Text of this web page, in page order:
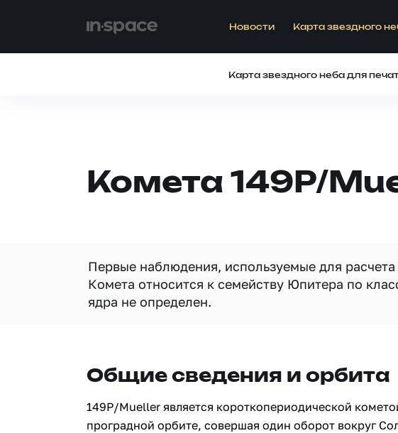
Новости Карта звездного
Карта звездного неба для
Комета 149P/
Первые наблюдения, используемые для
Комета относится к семейству Юпитера по
ядра не определен.
Общие сведения и орбита
149P/Mueller является короткопериодической
проградной орбите, совершая один оборот вокруг